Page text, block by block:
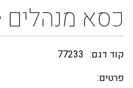
כסא מנהלים Kyle
קוד דגם: 77233
פרטים: